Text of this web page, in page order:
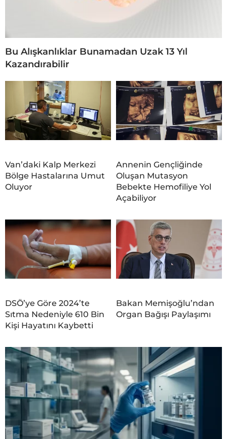
Bu Alışkanlıklar Bunamadan Uzak 13 Yıl
Kazandırabilir
Van’daki Kalp Merkezi
Bölge Hastalarına Umut
Oluyor
Annenin Gençliğinde
Oluşan Mutasyon
Bebekte Hemofiliye Yol
Açabiliyor
DSÖ’ye Göre 2024’te
Sıtma Nedeniyle 610 Bin
Kişi Hayatını Kaybetti
Bakan Memişoğlu’ndan
Organ Bağışı Paylaşımı